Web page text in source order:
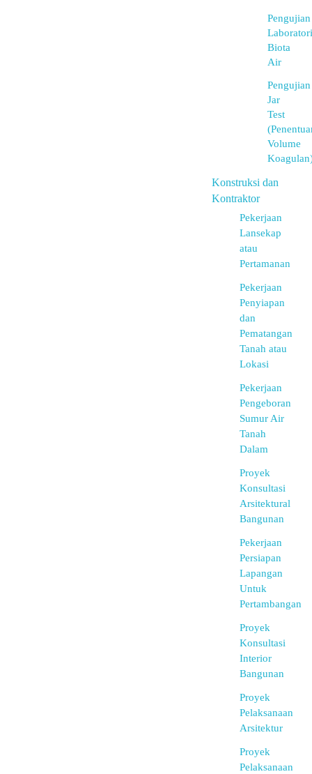
Pengujian
Biota
Air
Pengujian
Jar
Test
Volume
Konstruksi dan
Kontraktor
Pekerjaan
Lansekap
atau
Pertamanan
Pekerjaan
Penyiapan
dan
Pematangan
Tanah atau
Lokasi
Pekerjaan
Pengeboran
Sumur Air
Tanah
Dalam
Proyek
Konsultasi
Arsitektural
Bangunan
Pekerjaan
Persiapan
Lapangan
Untuk
Pertambangan
Proyek
Konsultasi
Interior
Bangunan
Proyek
Pelaksanaan
Arsitektur
Proyek
Pelaksanaan